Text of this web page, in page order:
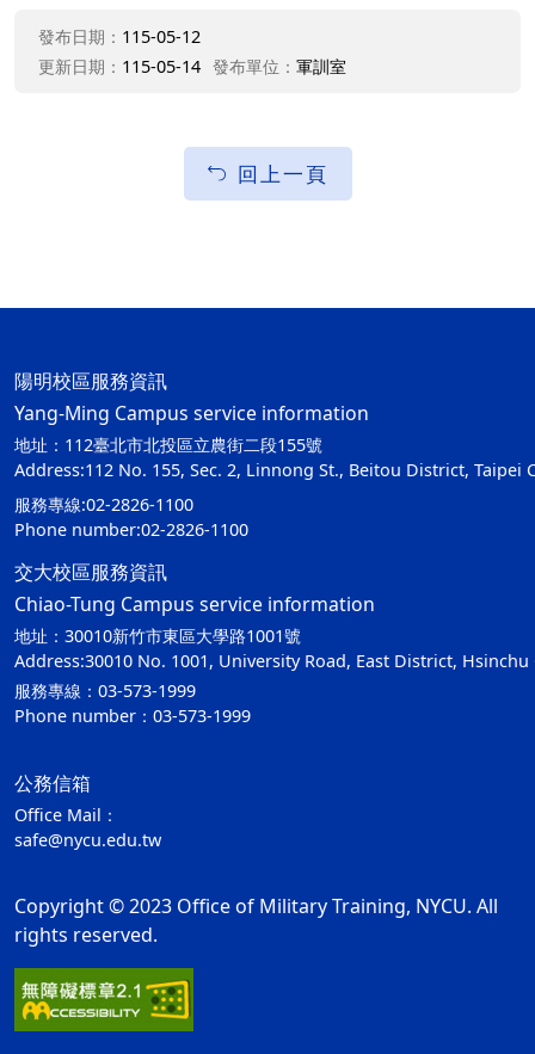
發布日期： 115-05-12
更新日期： 115-05-14 發布單位： 軍訓室
回上一頁
陽明校區服務資訊
Yang-Ming Campus service information
地址：112臺北市北投區立農街二段155號
Address:112 No. 155, Sec. 2, Linnong St., Beitou District, Taipei
服務專線:02-2826-1100
Phone number:02-2826-1100
交大校區服務資訊
Chiao-Tung Campus service information
地址：30010新竹市東區大學路1001號
Address:30010 No. 1001, University Road, East District, Hsinchu
服務專線：03-573-1999
Phone number：03-573-1999
公務信箱
Office Mail：
safe@nycu.edu.tw
Copyright © 2023 Office of Military Training, NYCU. All
rights reserved.